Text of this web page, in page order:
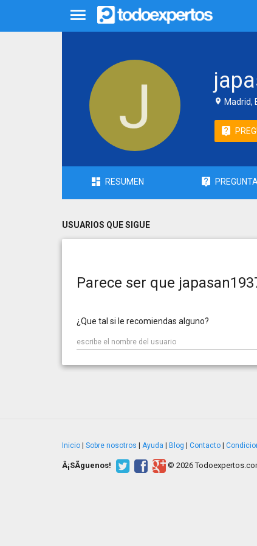
Madrid,
RESUMEN
USUARIOS QUE SIGUE
Parece ser que
¿Que tal si le recomiendas alguno?
Inicio Sobre nosotros Ayuda Blog Contacto
Â¡SÃ­guenos! © 2026